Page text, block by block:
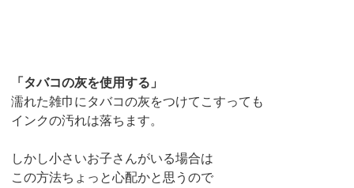
「タバコの灰を使用する」
濡れた雑巾にタバコの灰をつけてこすっても
インクの汚れは落ちます。
しかし小さいお子さんがいる場合は
この方法ちょっと心配かと思うので